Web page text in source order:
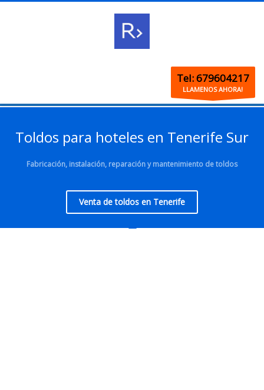
Tel: 679604217
LLAMENOS AHORA!
Toldos para hoteles en Tenerife Sur
Fabricación, instalación, reparación y mantenimiento de toldos
Venta de toldos en Tenerife